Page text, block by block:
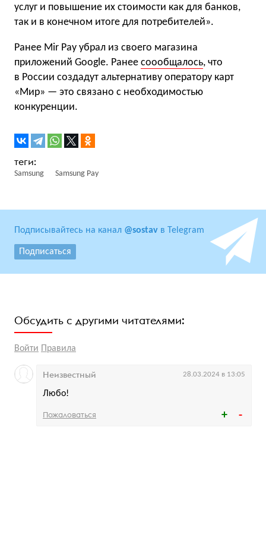
услуг и повышение их стоимости как для банков,
так и в конечном итоге для потребителей».
Ранее Mir Pay убрал из своего магазина
приложений Google. Ранее соообщалось, что
в России создадут альтернативу оператору карт
«Мир» — это связано с необходимостью
конкуренции.
Samsung Samsung Pay
Подписывайтесь на канал @sostav в Telegram
Подписаться
Обсудить с другими читателями:
Войти Правила
Любо!
Неизвестный 28.03.2024 в 13:05
Пожаловаться